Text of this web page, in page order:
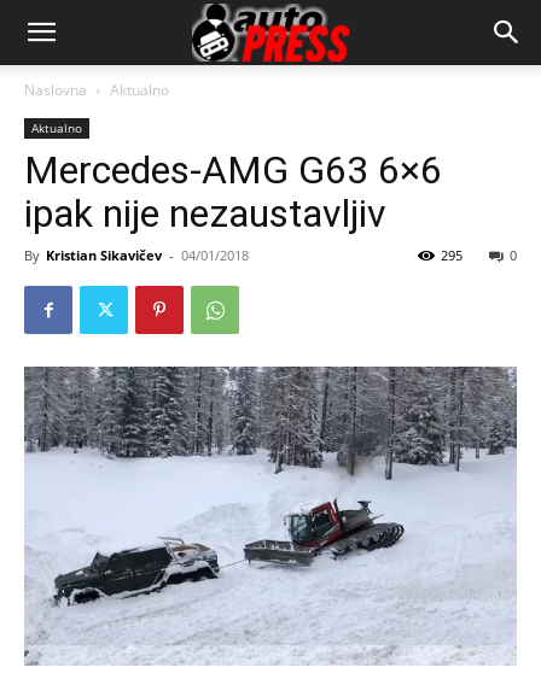
AutopressHR
Naslovna Aktualno
Aktualno
Mercedes-AMG G63 6×6
ipak nije nezaustavljiv
By Kristian Sikavičev - 04/01/2018 0
295